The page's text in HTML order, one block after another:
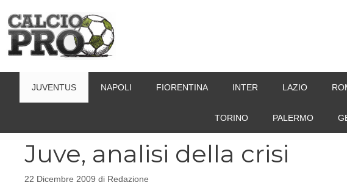
contenuto
JUVENTUS NAPOLI FIORENTINA INTER LAZIO
TORINO PALERMO
Juve, analisi della crisi
22 Dicembre 2009 di Redazione